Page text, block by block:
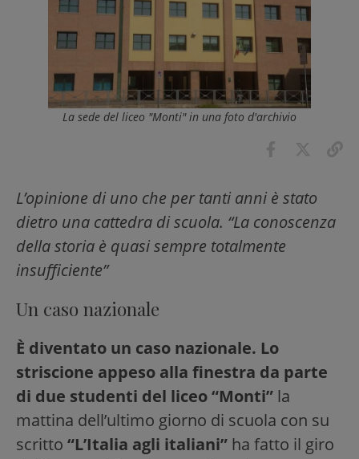
La sede del liceo "Monti" in una foto d'archivio
L’opinione di uno che per tanti anni è stato
dietro una cattedra di scuola. “La conoscenza
della storia è quasi sempre totalmente
insufficiente”
Un caso nazionale
È diventato un caso nazionale. Lo
striscione appeso alla finestra da parte
di due studenti del liceo “Monti” la
mattina dell’ultimo giorno di scuola con su
scritto “L’Italia agli italiani” ha fatto il giro